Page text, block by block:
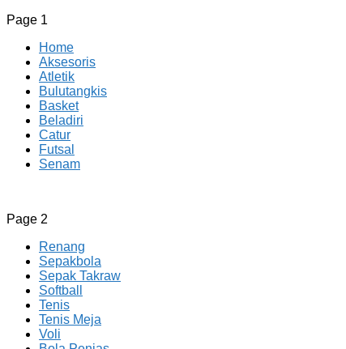
Page 1
Home
Aksesoris
Atletik
Bulutangkis
Basket
Beladiri
Catur
Futsal
Senam
CV JAYA BERSAMA Co Id
Menyediakan Semua Perlengkapan Olahraga Yang
Page 2
Renang
Sepakbola
Sepak Takraw
Softball
Tenis
Tenis Meja
Voli